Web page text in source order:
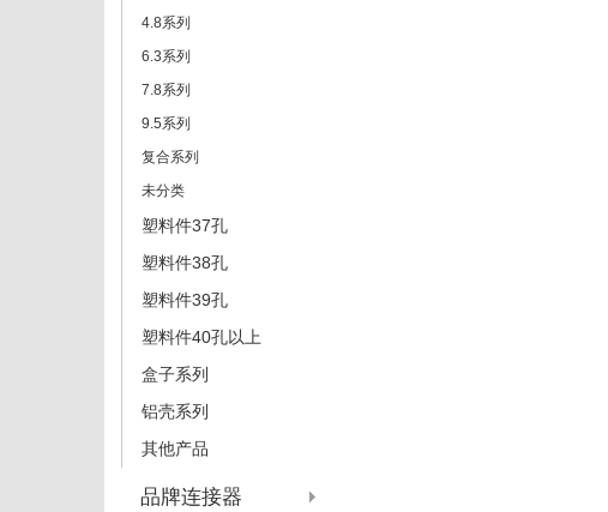
4.8系列
6.3系列
7.8系列
9.5系列
复合系列
未分类
塑料件37孔
塑料件38孔
塑料件39孔
塑料件40孔以上
盒子系列
铝壳系列
其他产品
品牌连接器